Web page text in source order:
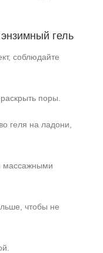
гель
соблюдайте
поры.
геля на ладони,
массажными
чтобы не